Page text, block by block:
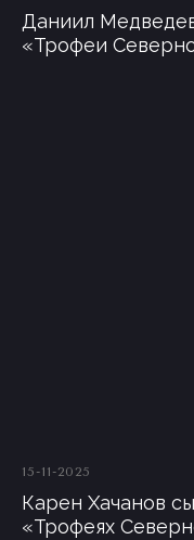
Даниил
«Трофеи
15-11-2025
Карен Хачанов
«Трофеях